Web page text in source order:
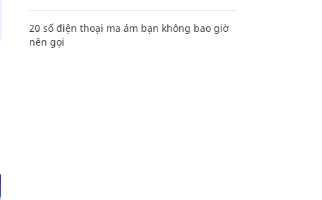
20 số điện thoại ma ám bạn không bao giờ
nên gọi